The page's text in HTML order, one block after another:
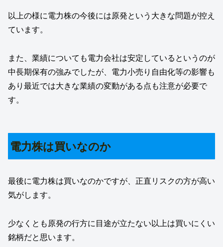
以上の様に電力株の今後には原発という大きな問題が控え
ています。
また、業績についても電力会社は安定しているというのが
中長期保有の強みでしたが、電力小売り自由化等の影響も
あり最近では大きな業績の変動がある点も注意が必要で
す。
電力株は買いなのか
最後に電力株は買いなのかですが、正直リスクの方が高い
気がします。
少なくとも原発の行方に目途が立たない以上は買いにくい
銘柄だと思います。